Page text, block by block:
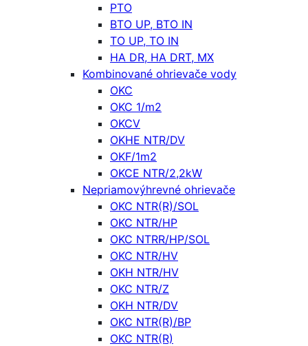
PTO
BTO UP, BTO IN
TO UP, TO IN
HA DR, HA DRT, MX
Kombinované ohrievače vody
OKC
OKC 1/m2
OKCV
OKHE NTR/DV
OKF/1m2
OKCE NTR/2,2kW
Nepriamovýhrevné ohrievače
OKC NTR(R)/SOL
OKC NTR/HP
OKC NTRR/HP/SOL
OKC NTR/HV
OKH NTR/HV
OKC NTR/Z
OKH NTR/DV
OKC NTR(R)/BP
OKC NTR(R)